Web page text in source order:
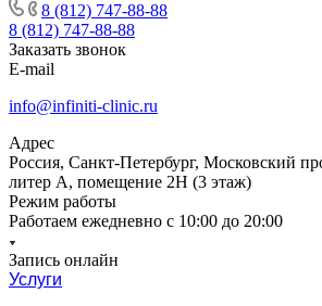
8 (812) 747-88-88
8 (812) 747-88-88
Заказать звонок
E-mail
info@infiniti-clinic.ru
Адрес
Россия, Санкт-Петербург, Московский
литер А, помещение 2Н (3 этаж)
Режим работы
Работаем ежедневно с 10:00 до 20:00
Запись онлайн
Услуги